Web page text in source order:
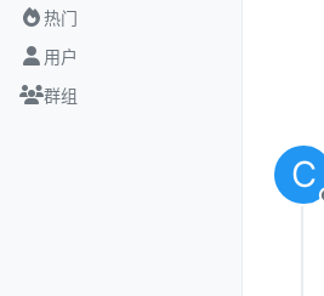
热门
用户
群组
C